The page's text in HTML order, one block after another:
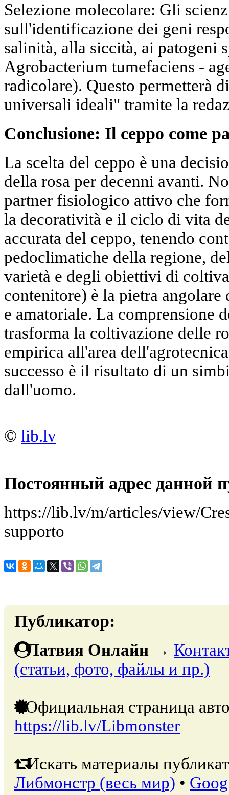
Selezione molecolare: Gli
sull'identificazione dei geni
salinità, alla siccità, ai patogeni
Agrobacterium tumefaciens -
radicolare). Questo permetterà
universali ideali" tramite la
Conclusione: Il ceppo come
La scelta del ceppo è una
della rosa per decenni avanti.
partner fisiologico attivo che
la decoratività e il ciclo di vita
accurata del ceppo, tenendo
pedoclimatiche della regione,
varietà e degli obiettivi di
contenitore) è la pietra
e amatoriale. La comprensione
trasforma la coltivazione delle
empirica all'area
successo è il risultato di un
dall'uomo.
© lib.lv
Постоянный адрес данной
https://lib.lv/m/articles/view/
supporto
Публикатор:
Латвия Онлайн →
(статьи, фото, файлы и пр.)
Официальная страница
https://lib.lv/Libmonster
Искать материалы
Либмонстр (весь мир) •